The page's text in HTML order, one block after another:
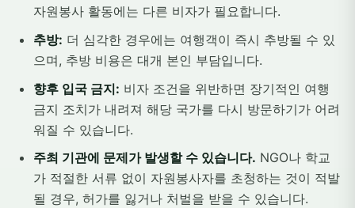
자원봉사 활동에는 다른 비자가 필요합니다.
추방: 더 심각한 경우에는 여행객이 즉시 추방될 수 있
으며, 추방 비용은 대개 본인 부담입니다.
향후 입국 금지: 비자 조건을 위반하면 장기적인 여행
금지 조치가 내려져 해당 국가를 다시 방문하기가 어려
워질 수 있습니다.
주최 기관에 문제가 발생할 수 있습니다. NGO나 학교
가 적절한 서류 없이 자원봉사자를 초청하는 것이 적발
될 경우, 허가를 잃거나 처벌을 받을 수 있습니다.